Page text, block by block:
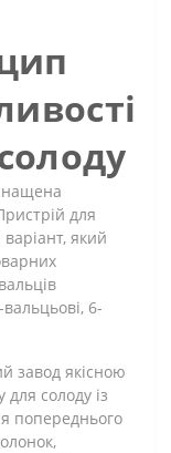
для
який
6-
завод якісною
солоду із
попереднього